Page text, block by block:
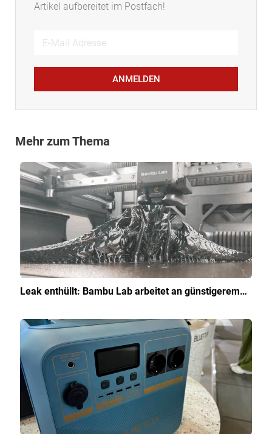
Artikel aufbereitet im Postfach!
ANMELDEN
Mehr zum Thema
Leak enthüllt: Bambu Lab arbeitet an günstigerem…